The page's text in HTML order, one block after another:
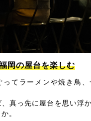
岡の屋台を楽しむ
ってラーメンや焼き鳥
真っ先に屋台を思い浮
。